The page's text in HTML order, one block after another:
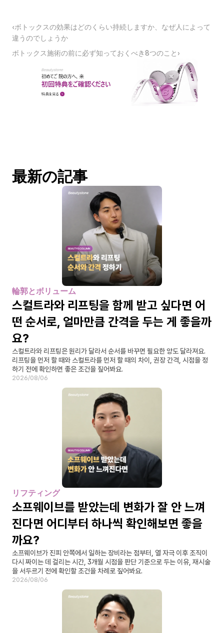
‹ボトックスの効果はどのくらい持続しますか、なぜ人によって
違うのでしょうか
ボトックス施術の前に必ず知っておくべき8つのこと›
最新の記事
輪郭とボリューム
스컬트라와 리프팅을 함께 받고 싶다면 어
떤 순서로, 얼마만큼 간격을 두는 게 좋을까
요?
스컬트라와 리프팅은 원리가 달라서 순서를 바꾸면 필요한 양도 달라져요.
리프팅을 먼저 할 때와 스컬트라를 먼저 할 때의 차이, 권장 간격, 시점을 정
하기 전에 확인하면 좋은 조건을 짚어봐요.
2026/08/06
リフティング
소프웨이브를 받았는데 변화가 잘 안 느껴
진다면 어디부터 하나씩 확인해보면 좋을
까요?
소프웨이브가 진피 안쪽에서 일하는 장비라는 점부터, 열 자극 이후 조직이
다시 짜이는 데 걸리는 시간, 3개월 시점을 판단 기준으로 두는 이유, 재시술
을 서두르기 전에 확인할 조건을 차례로 짚어봐요.
2026/08/06